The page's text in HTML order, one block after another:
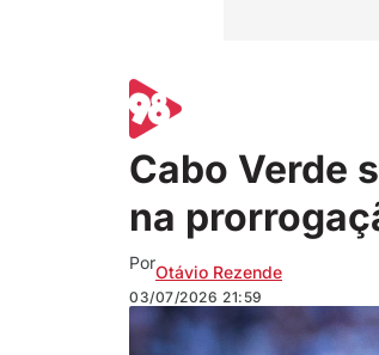
Cabo Verde
na
PorOtávio Rezende
03/07/2026 21:59